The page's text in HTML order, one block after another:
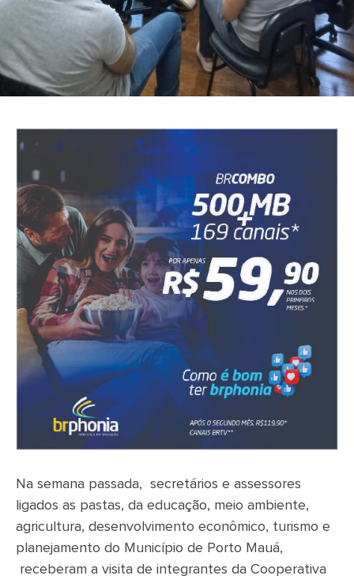
Na semana passada, secretários e assessores
ligados as pastas, da educação, meio ambiente,
agricultura, desenvolvimento econômico, turismo e
planejamento do Município de Porto Mauá,
receberam a visita de integrantes da Cooperativa